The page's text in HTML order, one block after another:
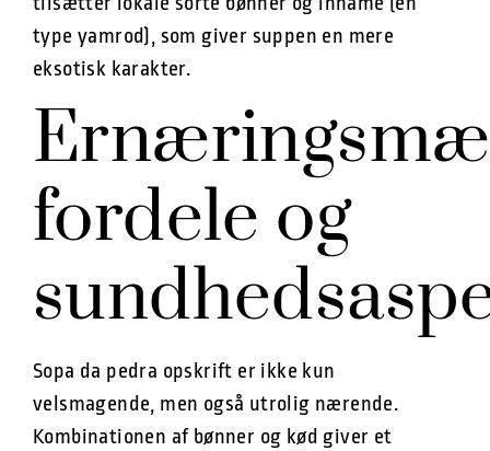
type yamrod), som giver suppen en mere
eksotisk karakter.
fordele og
Sopa da pedra opskrift er ikke kun
velsmagende, men også utrolig nærende.
Kombinationen af bønner og kød giver et